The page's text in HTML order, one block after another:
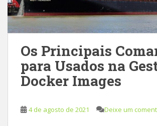
Os Principais
para Usados na
Docker Images
4 de agosto de 2021 Deixe um